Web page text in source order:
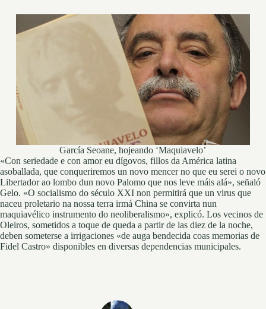
García Seoane, hojeando ‘Maquiavelo’
«Con seriedade e con amor eu dígovos, fillos da América latina
asoballada, que conqueriremos un novo mencer no que eu serei o novo
Libertador ao lombo dun novo Palomo que nos leve máis alá», señaló
Gelo. «O socialismo do século XXI non permitirá que un virus que
naceu proletario na nossa terra irmá China se convirta nun
maquiavélico instrumento do neoliberalismo», explicó. Los vecinos de
Oleiros, sometidos a toque de queda a partir de las diez de la noche,
deben someterse a irrigaciones «de auga bendecida coas memorias de
Fidel Castro» disponibles en diversas dependencias municipales.